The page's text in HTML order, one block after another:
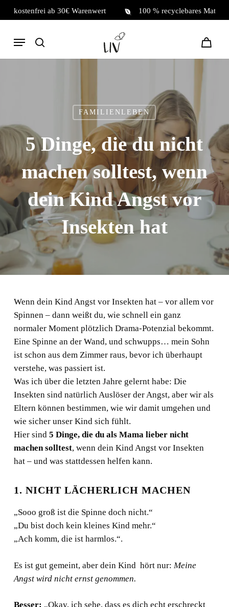
Skip
to
content
ab 30€ Warenwert 100 % recyclebares
search
Menu
FAMILIENLEBEN
5 Dinge, die du nicht
machen solltest, wenn
dein Kind Angst vor
Insekten hat
Wenn dein Kind Angst vor Insekten hat – vor allem vor
Spinnen – dann weißt du, wie schnell ein ganz
normaler Moment plötzlich Drama-Potenzial bekommt.
Eine Spinne an der Wand, und schwupps… mein Sohn
ist schon aus dem Zimmer raus, bevor ich überhaupt
verstehe, was passiert ist.
Was ich über die letzten Jahre gelernt habe: Die
Insekten sind natürlich Auslöser der Angst, aber wir als
Eltern können bestimmen, wie wir damit umgehen und
wie sicher unser Kind sich fühlt.
Hier sind 5 Dinge, die du als Mama lieber nicht
machen solltest, wenn dein Kind Angst vor Insekten
hat – und was stattdessen helfen kann.
1. NICHT LÄCHERLICH MACHEN
„Sooo groß ist die Spinne doch nicht.“
„Du bist doch kein kleines Kind mehr.“
„Ach komm, die ist harmlos.“.
Es ist gut gemeint, aber dein Kind hört nur: Meine
Angst wird nicht ernst genommen.
Besser: „Okay, ich sehe, dass es dich echt erschreckt